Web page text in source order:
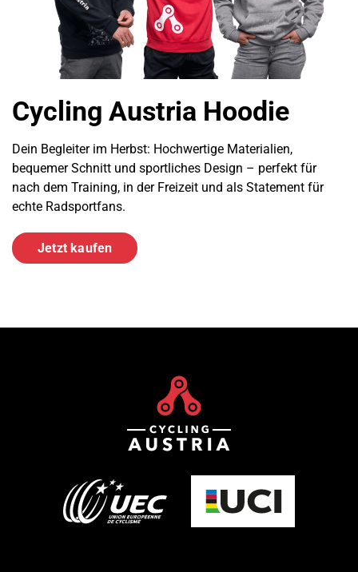
Cycling Austria Hoodie
Dein Begleiter im Herbst: Hochwertige Materialien,
bequemer Schnitt und sportliches Design – perfekt für
nach dem Training, in der Freizeit und als Statement für
echte Radsportfans.
Jetzt kaufen